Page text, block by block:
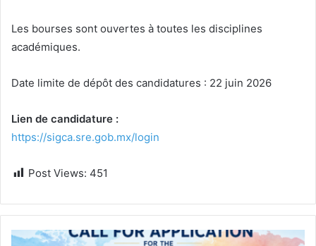
Les bourses sont ouvertes à toutes les disciplines
académiques.
Date limite de dépôt des candidatures : 22 juin 2026
Lien de candidature :
https://sigca.sre.gob.mx/login
Post Views: 451